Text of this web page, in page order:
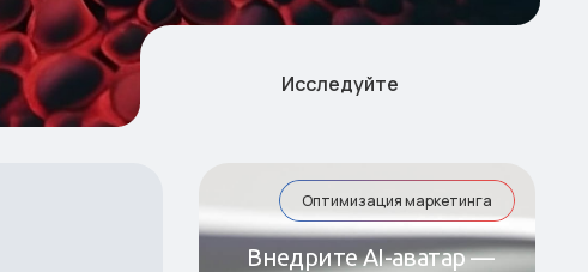
Исследуйте
Оптимизация маркетинга
Внедрите AI-аватар —